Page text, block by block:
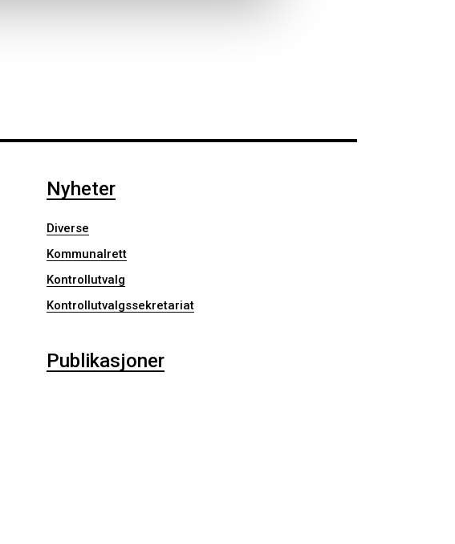
Nyheter
Diverse
Kommunalrett
Kontrollutvalg
Kontrollutvalgssekretariat
Publikasjoner